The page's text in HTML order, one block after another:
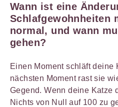
Wann ist eine
Schlafgewohnheiten
normal, und wann m
gehen?
Einen Moment schläft deine
nächsten Moment rast sie
Gegend. Wenn deine Katze
Nichts von Null auf 100 zu